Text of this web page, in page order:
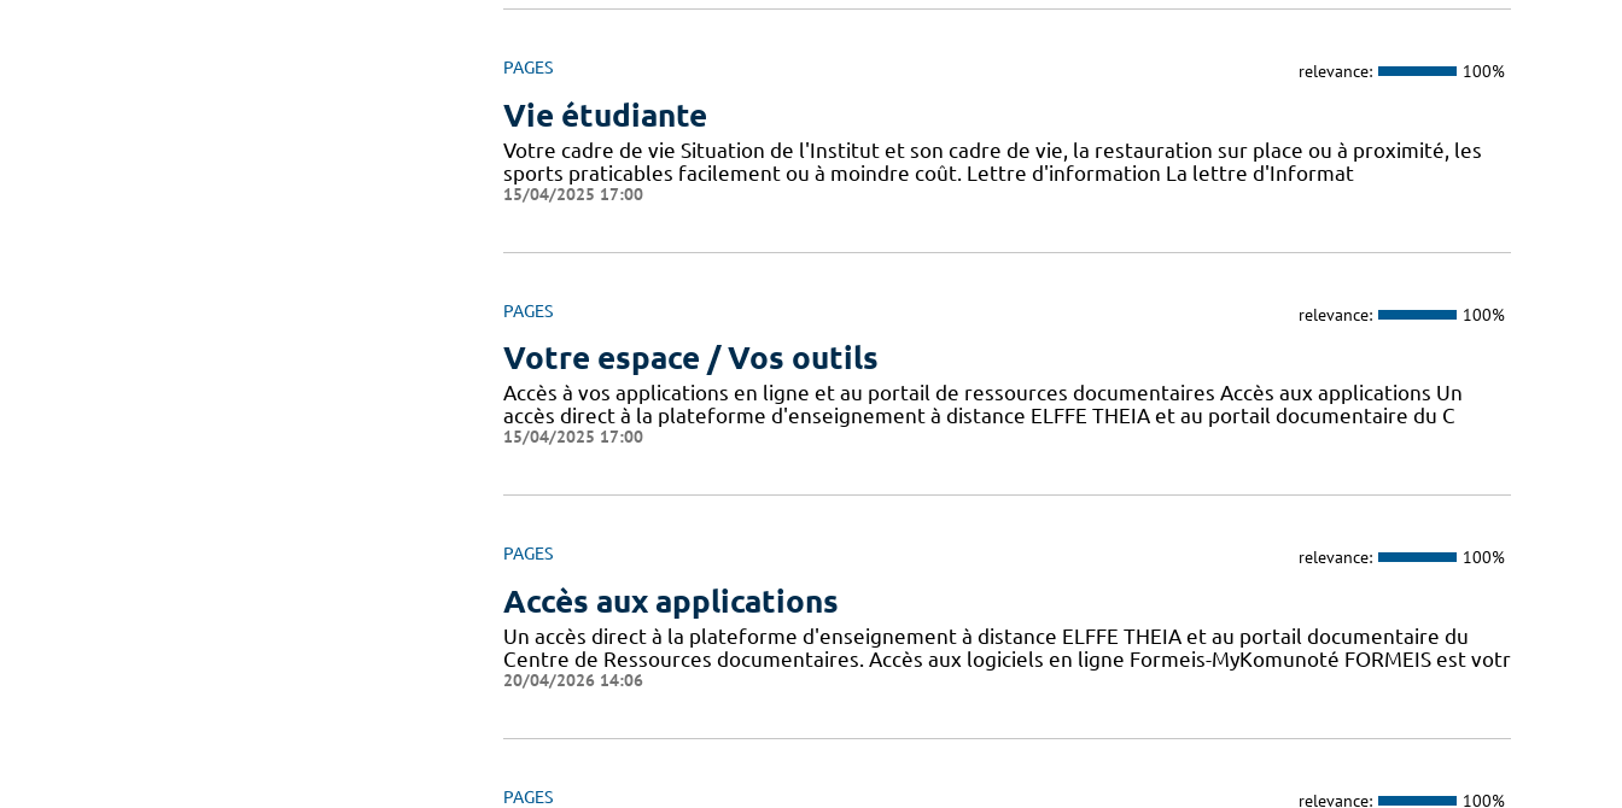
PAGES relevance: 100%
Vie étudiante
Votre cadre de vie Situation de l'Institut et son cadre de vie, la restauration sur place ou à proximité, les
sports praticables facilement ou à moindre coût. Lettre d'information La lettre d'Informat
15/04/2025 17:00
PAGES relevance: 100%
Votre espace / Vos outils
Accès à vos applications en ligne et au portail de ressources documentaires Accès aux applications Un
accès direct à la plateforme d'enseignement à distance ELFFE THEIA et au portail documentaire du C
15/04/2025 17:00
PAGES relevance: 100%
Accès aux applications
Un accès direct à la plateforme d'enseignement à distance ELFFE THEIA et au portail documentaire du
Centre de Ressources documentaires. Accès aux logiciels en ligne Formeis-MyKomunoté FORMEIS est votr
20/04/2026 14:06
PAGES relevance: 100%